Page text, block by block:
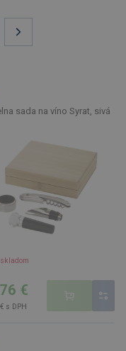
sada na víno Syrat, sivá
€
s DPH